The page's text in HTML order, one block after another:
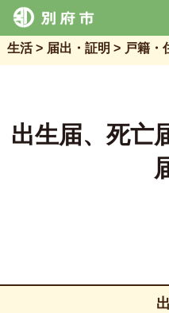
生活 届出・証明 戸籍・
出生届、死亡